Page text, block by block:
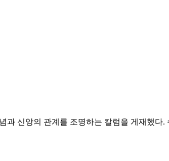
과 신앙의 관계를 조명하는 칼럼을 게재했